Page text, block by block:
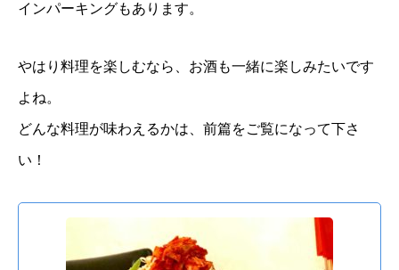
インパーキングもあります。
やはり料理を楽しむなら、お酒も一緒に楽しみたいです
よね。
どんな料理が味わえるかは、前篇をご覧になって下さ
い！